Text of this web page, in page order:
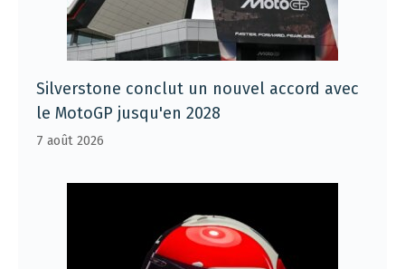
Silverstone conclut un nouvel accord avec
le MotoGP jusqu'en 2028
7 août 2026